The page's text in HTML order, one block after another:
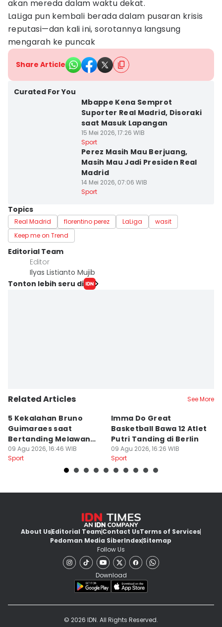
akan mereda dalam waktu dekat.
LaLiga pun kembali berada dalam pusaran krisis
reputasi—dan kali ini, sorotannya langsung
mengarah ke puncak
Share Article
Curated For You
Mbappe Kena Semprot
Suporter Real Madrid, Disoraki
saat Masuk Lapangan
15 Mei 2026, 17:26 WIB
Sport
Perez Masih Mau Berjuang,
Masih Mau Jadi Presiden Real
Madrid
14 Mei 2026, 07:06 WIB
Sport
Topics
Real Madrid florentino perez LaLiga
wasit
Keep me on Trend
Editorial Team
Editor
Ilyas Listianto Mujib
Tonton lebih seru di
Related Articles See More
5 Kekalahan Bruno
Guimaraes saat
Bertanding Melawan
Arsenal
09 Agu 2026, 16:46 WIB
Sport
Imma Do Great
Basketball Bawa 12 Atlet
Putri Tanding di Berlin
09 Agu 2026, 16:26 WIB
Sport
About UsEditorial TeamContact UsTerms of Services
Pedoman Media SiberIndexSitemap
Follow Us
Download
© 2026 IDN. All Rights Reserved.